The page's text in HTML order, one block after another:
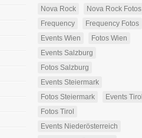
Nova Rock
Nova Rock Fotos
Frequency
Frequency Fotos
Events Wien
Fotos Wien
Events Salzburg
Fotos Salzburg
Events Steiermark
Fotos Steiermark
Events Tirol
Fotos Tirol
Events Niederösterreich